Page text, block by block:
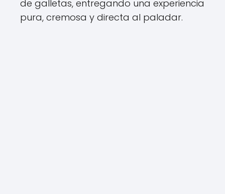
de galletas, entregando una experiencia
pura, cremosa y directa al paladar.